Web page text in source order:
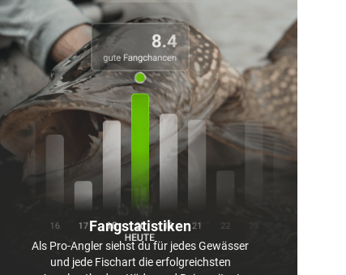
Fangstatistiken
Als Pro-Angler siehst du für jedes Gewässer
und jede Fischart die erfolgreichsten